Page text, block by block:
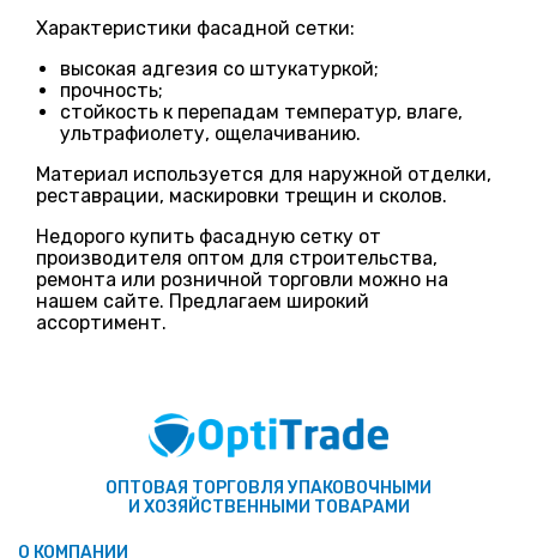
Характеристики фасадной сетки:
высокая адгезия со штукатуркой;
прочность;
стойкость к перепадам температур, влаге,
ультрафиолету, ощелачиванию.
Материал используется для наружной отделки,
реставрации, маскировки трещин и сколов.
Недорого купить фасадную сетку от
производителя оптом для строительства,
ремонта или розничной торговли можно на
нашем сайте. Предлагаем широкий
ассортимент.
ОПТОВАЯ ТОРГОВЛЯ УПАКОВОЧНЫМИ
И ХОЗЯЙСТВЕННЫМИ ТОВАРАМИ
О КОМПАНИИ